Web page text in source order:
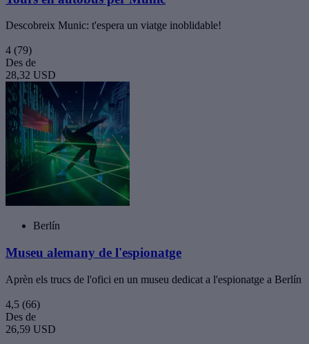
Descobreix Munic: t'espera un viatge inoblidable!
4 (79)
Des de
28,32 USD
Berlín
Museu alemany de l'espionatge
Aprèn els trucs de l'ofici en un museu dedicat a l'espionatge a Berlín
4,5 (66)
Des de
26,59 USD